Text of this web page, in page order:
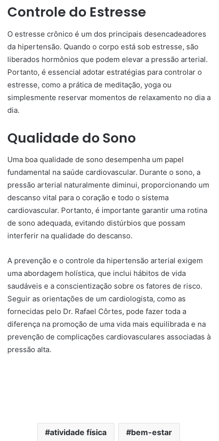
Controle do Estresse
O estresse crônico é um dos principais desencadeadores
da hipertensão. Quando o corpo está sob estresse, são
liberados hormônios que podem elevar a pressão arterial.
Portanto, é essencial adotar estratégias para controlar o
estresse, como a prática de meditação, yoga ou
simplesmente reservar momentos de relaxamento no dia a
dia.
Qualidade do Sono
Uma boa qualidade de sono desempenha um papel
fundamental na saúde cardiovascular. Durante o sono, a
pressão arterial naturalmente diminui, proporcionando um
descanso vital para o coração e todo o sistema
cardiovascular. Portanto, é importante garantir uma rotina
de sono adequada, evitando distúrbios que possam
interferir na qualidade do descanso.
A prevenção e o controle da hipertensão arterial exigem
uma abordagem holística, que inclui hábitos de vida
saudáveis e a conscientização sobre os fatores de risco.
Seguir as orientações de um cardiologista, como as
fornecidas pelo Dr. Rafael Côrtes, pode fazer toda a
diferença na promoção de uma vida mais equilibrada e na
prevenção de complicações cardiovasculares associadas à
pressão alta.
atividade física bem-estar